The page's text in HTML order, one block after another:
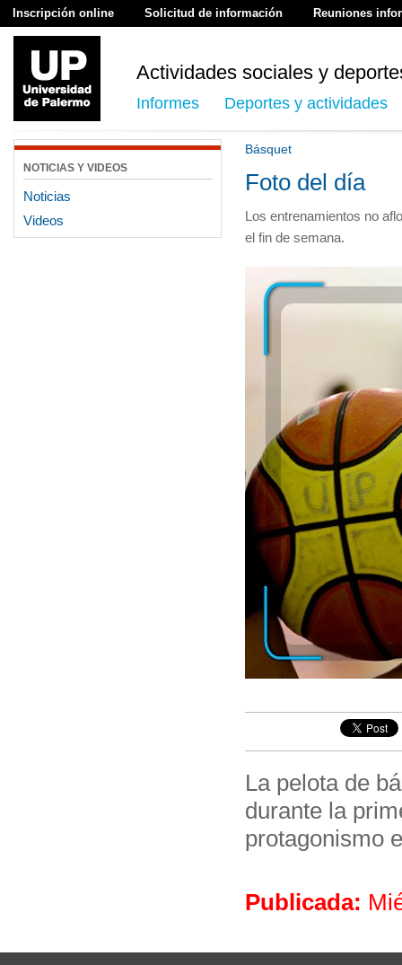
Inscripción online Solicitud de información Reuniones
Actividades sociales y
Informes Deportes y actividades
NOTICIAS Y VIDEOS
Noticias
Videos
Básquet
Foto del día
Los entrenamientos no
el fin de semana.
La pelota de
durante la
protagonismo
Publicada: